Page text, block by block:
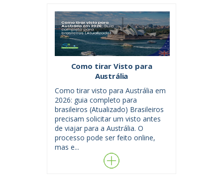
Como tirar Visto para
Austrália
Como tirar visto para Austrália em
2026: guia completo para
brasileiros (Atualizado) Brasileiros
precisam solicitar um visto antes
de viajar para a Austrália. O
processo pode ser feito online,
mas e...